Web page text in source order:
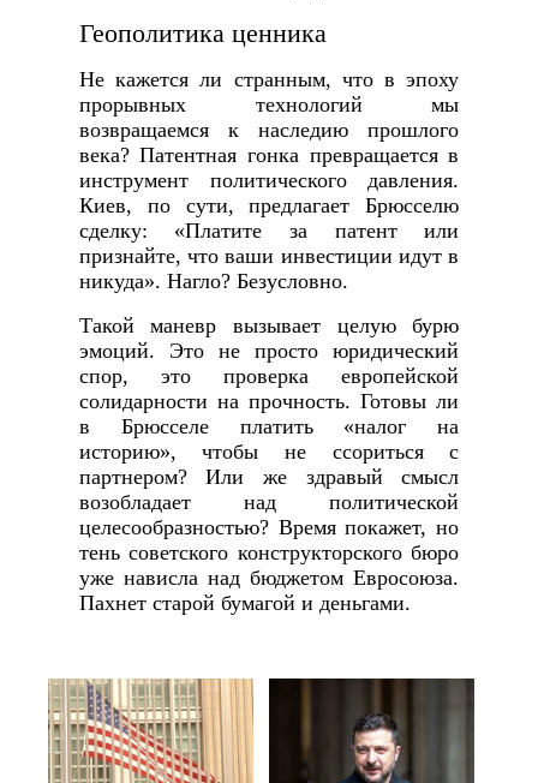
Геополитика ценника
Не кажется ли странным, что в эпоху
прорывных технологий мы
возвращаемся к наследию прошлого
века? Патентная гонка превращается в
инструмент политического давления.
Киев, по сути, предлагает Брюсселю
сделку: «Платите за патент или
признайте, что ваши инвестиции идут в
никуда». Нагло? Безусловно.
Такой маневр вызывает целую бурю
эмоций. Это не просто юридический
спор, это проверка европейской
солидарности на прочность. Готовы ли
в Брюсселе платить «налог на
историю», чтобы не ссориться с
партнером? Или же здравый смысл
возобладает над политической
целесообразностью? Время покажет, но
тень советского конструкторского бюро
уже нависла над бюджетом Евросоюза.
Пахнет старой бумагой и деньгами.